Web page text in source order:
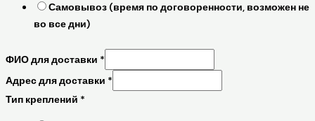
Самовывоз (время по договоренности, возможен не
во все дни)
ФИО для доставки *
Адрес для доставки *
Тип креплений *